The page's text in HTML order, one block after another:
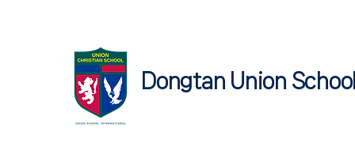
Dongtan Union